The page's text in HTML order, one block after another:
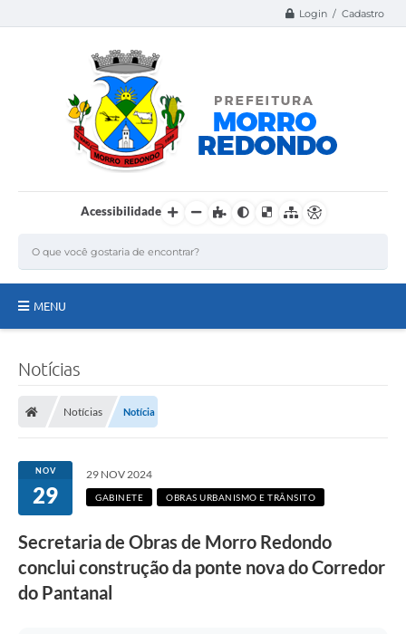
Login / Cadastro
Acessibilidade
MENU
Secretarias
Notícias
Contato
Contas Públicas
Notícias
Notícias Notícia
NOV
29
29 NOV 2024
GABINETE OBRAS URBANISMO E TRÂNSITO
Secretaria de Obras de Morro Redondo
conclui construção da ponte nova do Corredor
do Pantanal